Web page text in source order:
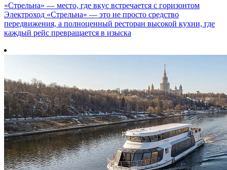
«Стрельна» — место, где вкус встречается с горизонтом
Электроход «Стрельна» — это не просто средство
передвижения, а полноценный ресторан высокой кухни, где
каждый рейс превращается в изыска